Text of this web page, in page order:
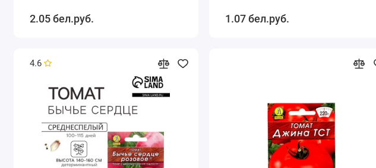
2.05 бел.руб. 1.07 бел.руб.
4.6